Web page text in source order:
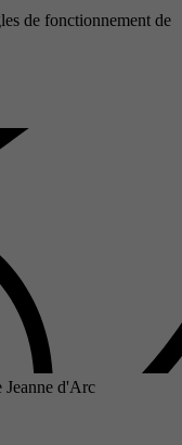
de fonctionnement de
Jeanne d'Arc